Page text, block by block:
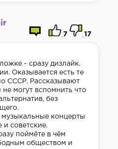
7 17
- сразу дизлайк.
Оказывается есть те
СССР. Рассказывают
не могут вспомнить что
без
концерты
и советские.
поймёте в чём
обществом и